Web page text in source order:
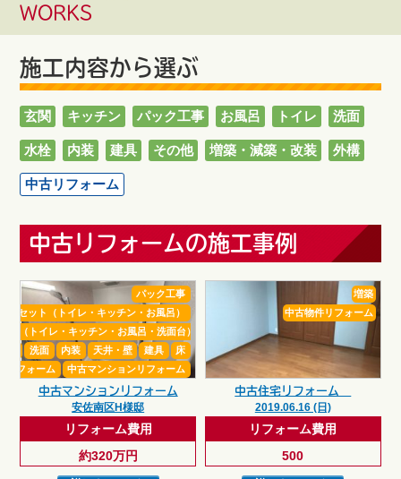
WORKS
施工内容から選ぶ
玄関 キッチン パック工事 お風呂 トイレ 洗面
水栓 内装 建具 その他 増築・減築・改装 外構
中古リフォーム
中古リフォームの施工事例
パック工事
3点セット（トイレ・キッチン・お風呂）
ト（トイレ・キッチン・お風呂・洗面台）
洗面 内装 天井・壁 建具
床
リフォーム
中古マンションリフォーム
中古マンションリフォーム
安佐南区H様邸
リフォーム費用
約320万円
増築
中古物件リフォーム
中古住宅リフォーム
2019.06.16 (日)
リフォーム費用
500